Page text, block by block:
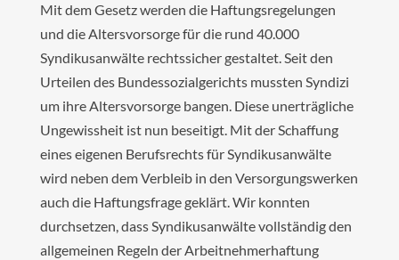
Mit dem Gesetz werden die Haftungsregelungen
und die Altersvorsorge für die rund 40.000
Syndikusanwälte rechtssicher gestaltet. Seit den
Urteilen des Bundessozialgerichts mussten Syndizi
um ihre Altersvorsorge bangen. Diese unerträgliche
Ungewissheit ist nun beseitigt. Mit der Schaffung
eines eigenen Berufsrechts für Syndikusanwälte
wird neben dem Verbleib in den Versorgungswerken
auch die Haftungsfrage geklärt. Wir konnten
durchsetzen, dass Syndikusanwälte vollständig den
allgemeinen Regeln der Arbeitnehmerhaftung